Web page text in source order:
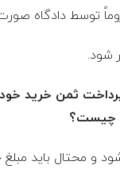
ثمن خرید
چیست؟